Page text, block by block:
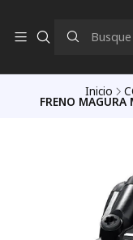
Inicio
FRENO